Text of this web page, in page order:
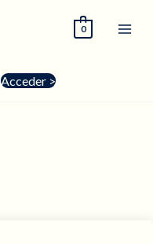
0
Acceder >